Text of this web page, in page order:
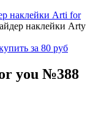
наклейки Arti for
наклейки Arty
you №388